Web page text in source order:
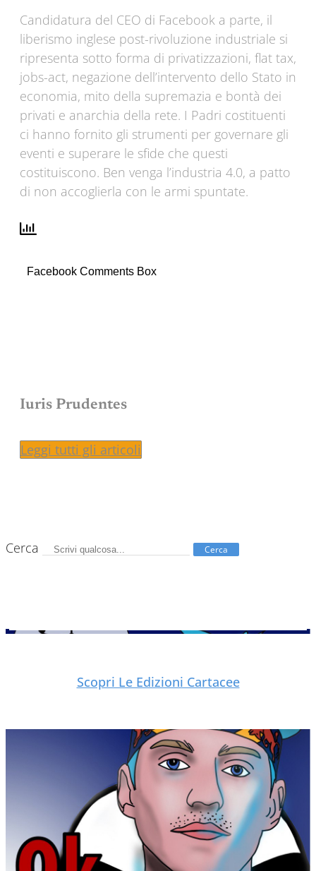
Candidatura del CEO di Facebook a parte, il
liberismo inglese post-rivoluzione industriale si
ripresenta sotto forma di privatizzazioni, flat tax,
jobs-act, negazione dell’intervento dello Stato in
economia, mito della supremazia e bontà dei
privati e anarchia della rete. I Padri costituenti
ci hanno fornito gli strumenti per governare gli
eventi e superare le sfide che questi
costituiscono. Ben venga l’industria 4.0, a patto
di non accoglierla con le armi spuntate.
Facebook Comments Box
Iuris Prudentes
Leggi tutti gli articoli
Cerca Cerca
Scopri Le Edizioni Cartacee